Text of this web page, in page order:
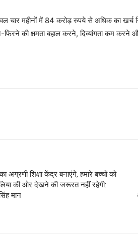
चार महीनों में 84 करोड़ रुपये से अधिक का खर्च
फिरने की क्षमता बहाल करने, दिव्यांगता कम
अग्रणी शिक्षा केंद्र बनाएंगे, हमारे बच्चों को
की ओर देखने की जरूरत नहीं रहेगी:
मान